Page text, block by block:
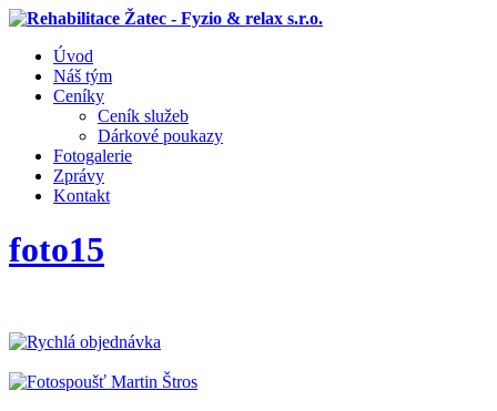
Úvod
Náš tým
Ceníky
Ceník služeb
Dárkové poukazy
Fotogalerie
Zprávy
Kontakt
foto15